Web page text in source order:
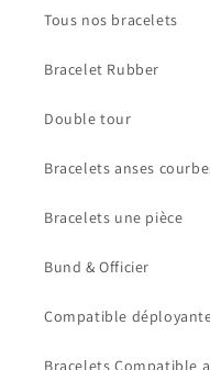
Tous nos bracelets
Bracelet Rubber
Double tour
Bracelets anses
Bracelets une pièce
Bund & Officier
Compatible
Bracelets Compatible